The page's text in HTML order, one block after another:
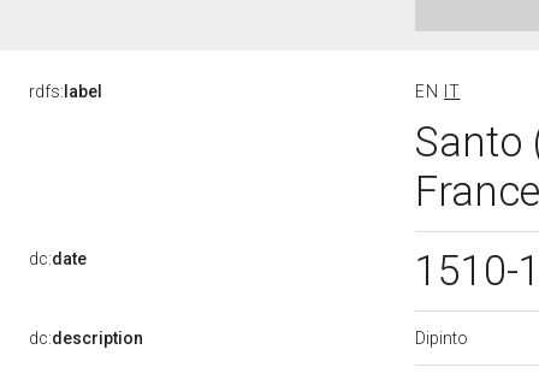
rdfs: label EN IT
Santo
dc:date 1510-
dc:description Dipinto